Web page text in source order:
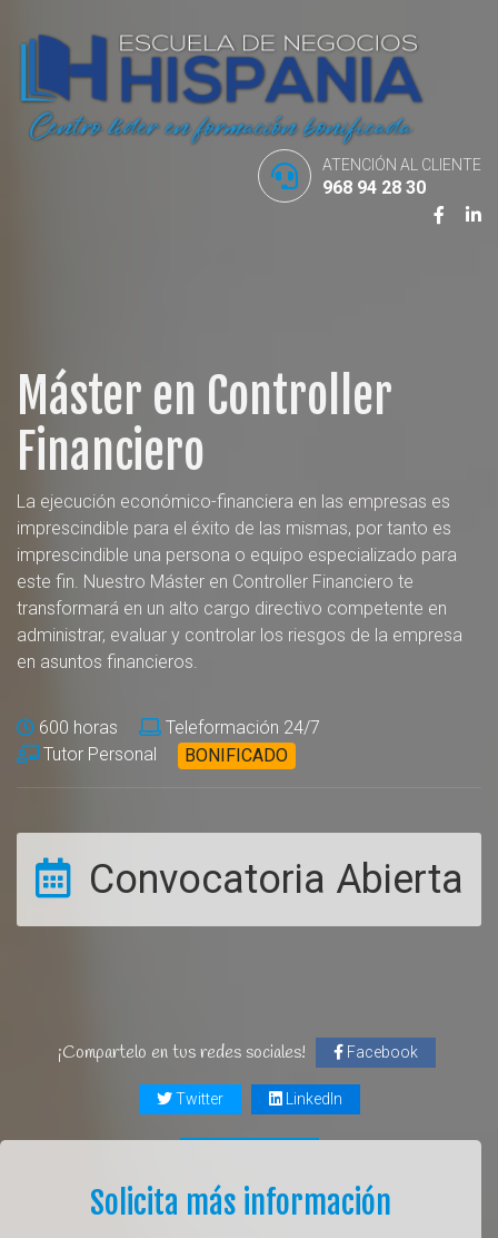
ATENCIÓN AL CLIENTE
968 94 28 30
Máster en Controller
Financiero
La ejecución económico-financiera en las empresas es
imprescindible para el éxito de las mismas, por tanto es
imprescindible una persona o equipo especializado para
este fin. Nuestro Máster en Controller Financiero te
transformará en un alto cargo directivo competente en
administrar, evaluar y controlar los riesgos de la empresa
en asuntos financieros.
600 horas
Teleformación 24/7
Tutor Personal
BONIFICADO
Convocatoria Abierta
¡Compartelo en tus redes sociales! Facebook
Twitter LinkedIn
Solicita más información